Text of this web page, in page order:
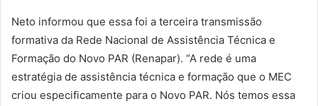
Neto informou que essa foi a terceira transmissão
formativa da Rede Nacional de Assistência Técnica e
Formação do Novo PAR (Renapar). “A rede é uma
estratégia de assistência técnica e formação que o MEC
criou especificamente para o Novo PAR. Nós temos essa